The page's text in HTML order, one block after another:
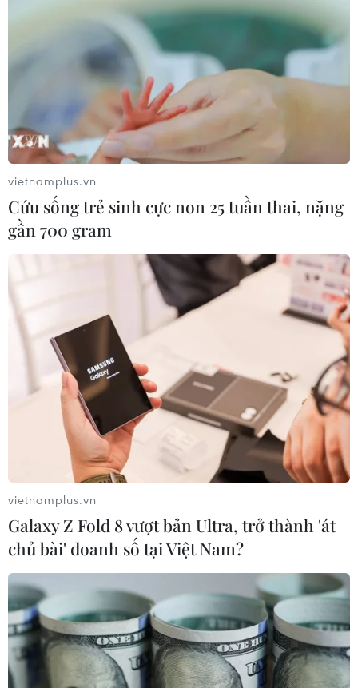
vietnamplus.vn
Cứu sống trẻ sinh cực non 25 tuần thai, nặng
gần 700 gram
vietnamplus.vn
Galaxy Z Fold 8 vượt bản Ultra, trở thành 'át
chủ bài' doanh số tại Việt Nam?